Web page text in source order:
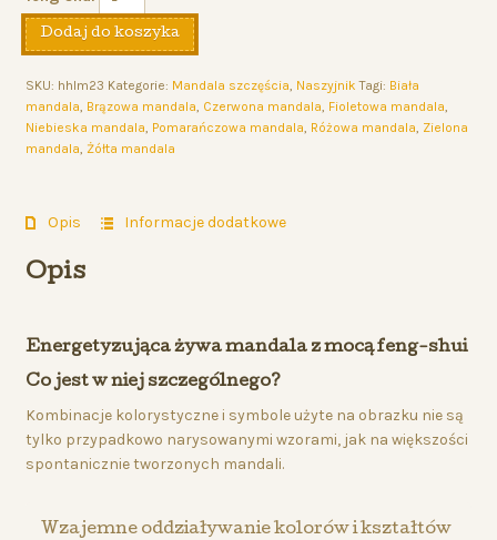
Dodaj do koszyka
SKU: hhlm23 Kategorie: Mandala szczęścia, Naszyjnik Tagi: Biała
mandala, Brązowa mandala, Czerwona mandala, Fioletowa mandala,
Niebieska mandala, Pomarańczowa mandala, Różowa mandala, Zielona
mandala, Żółta mandala
Opis Informacje dodatkowe
Opis
Energetyzująca żywa mandala z mocą feng-shui
Co jest w niej szczególnego?
Kombinacje kolorystyczne i symbole użyte na obrazku nie są
tylko przypadkowo narysowanymi wzorami, jak na większości
spontanicznie tworzonych mandali.
Wzajemne oddziaływanie kolorów i kształtów